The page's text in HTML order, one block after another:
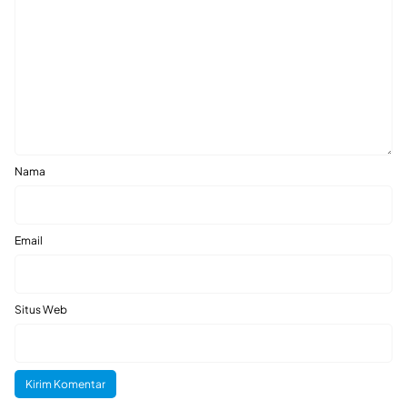
Nama
Email
Situs Web